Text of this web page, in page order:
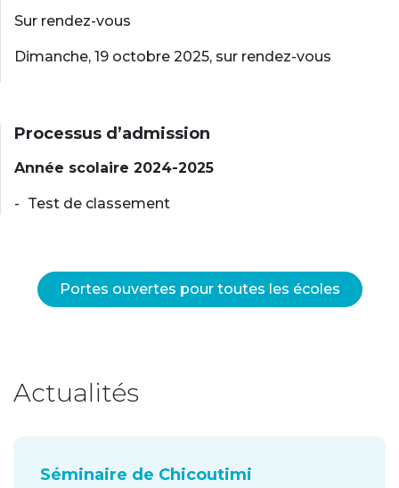
Sur rendez-vous
Dimanche, 19 octobre 2025, sur rendez-vous
Processus d’admission
Année scolaire 2024-2025
Test de classement
Portes ouvertes pour toutes les écoles
Actualités
Séminaire de Chicoutimi